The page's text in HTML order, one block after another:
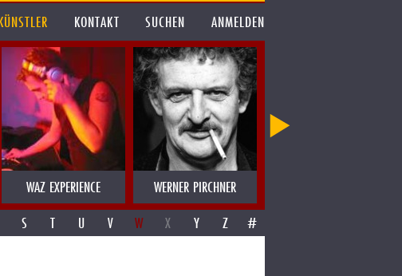
KONTAKT SUCHEN ANMELDEN
WAZ EXPERIENCE WERNER PIRCHNER
S T U V W X Y Z #